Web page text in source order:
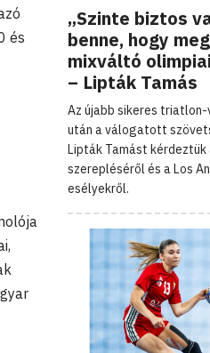
és
„Szinte biztos
benne, hogy
mixváltó
– Lipták Tamás
Az újabb sikeres
után a válogatott
Lipták Tamást
szerepléséről és a Los
esélyekről.